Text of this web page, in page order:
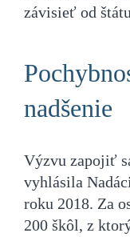
závisieť od
nadšenie
Výzvu zapojiť
vyhlásila
roku 2018. Za
200 škôl, z